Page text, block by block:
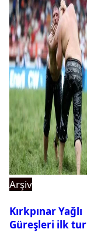
Arşiv
Kırkpınar Yağlı
Güreşleri ilk tur